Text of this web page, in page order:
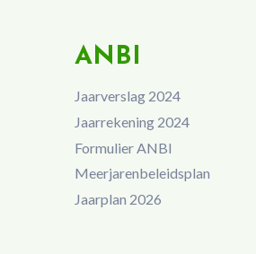
ANBI
Jaarverslag 2024
Jaarrekening 2024
Formulier ANBI
Meerjarenbeleidsplan
Jaarplan 2026